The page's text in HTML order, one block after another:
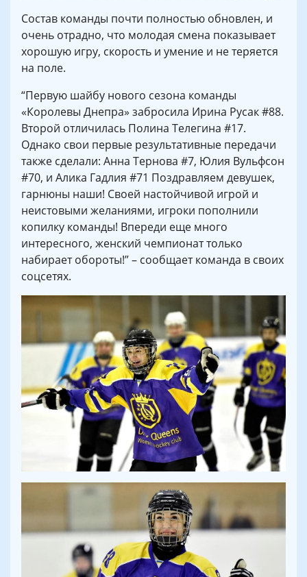
Состав команды почти полностью обновлен, и
очень отрадно, что молодая смена показывает
хорошую игру, скорость и умение и не теряется
на поле.
“Первую шайбу нового сезона команды
«Королевы Днепра» забросила Ирина Русак #88.
Второй отличилась Полина Телегина #17.
Однако свои первые результативные передачи
также сделали: Анна Тернова #7, Юлия Вульфсон
#70, и Алика Гадлия #71 Поздравляем девушек,
гарнюны наши! Своей настойчивой игрой и
неистовыми желаниями, игроки пополнили
копилку команды! Впереди еще много
интересного, женский чемпионат только
набирает обороты!” – сообщает команда в своих
соцсетях.